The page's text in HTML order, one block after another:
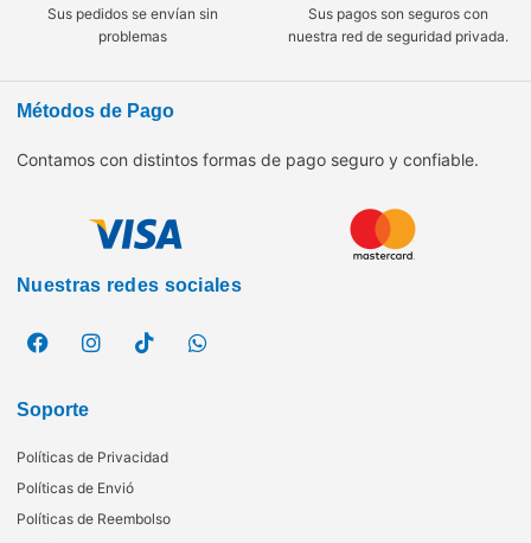
Sus pedidos se envían sin
problemas
Sus pagos son seguros con
nuestra red de seguridad privada.
Métodos de Pago
Contamos con distintos formas de pago seguro y confiable.
Nuestras redes sociales
Soporte
Políticas de Privacidad
Políticas de Envió
Políticas de Reembolso